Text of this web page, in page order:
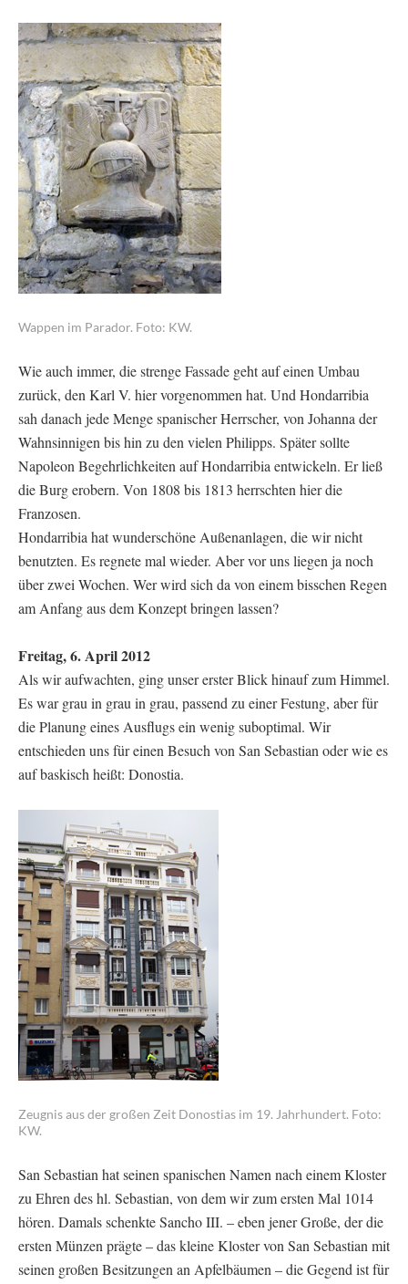
Wappen im Parador. Foto: KW.
Wie auch immer, die strenge Fassade geht auf einen Umbau
zurück, den Karl V. hier vorgenommen hat. Und Hondarribia
sah danach jede Menge spanischer Herrscher, von Johanna der
Wahnsinnigen bis hin zu den vielen Philipps. Später sollte
Napoleon Begehrlichkeiten auf Hondarribia entwickeln. Er ließ
die Burg erobern. Von 1808 bis 1813 herrschten hier die
Franzosen.
Hondarribia hat wunderschöne Außenanlagen, die wir nicht
benutzten. Es regnete mal wieder. Aber vor uns liegen ja noch
über zwei Wochen. Wer wird sich da von einem bisschen Regen
am Anfang aus dem Konzept bringen lassen?
Freitag, 6. April 2012
Als wir aufwachten, ging unser erster Blick hinauf zum Himmel.
Es war grau in grau in grau, passend zu einer Festung, aber für
die Planung eines Ausflugs ein wenig suboptimal. Wir
entschieden uns für einen Besuch von San Sebastian oder wie es
auf baskisch heißt: Donostia.
Zeugnis aus der großen Zeit Donostias im 19. Jahrhundert. Foto:
KW.
San Sebastian hat seinen spanischen Namen nach einem Kloster
zu Ehren des hl. Sebastian, von dem wir zum ersten Mal 1014
hören. Damals schenkte Sancho III. – eben jener Große, der die
ersten Münzen prägte – das kleine Kloster von San Sebastian mit
seinen großen Besitzungen an Apfelbäumen – die Gegend ist für